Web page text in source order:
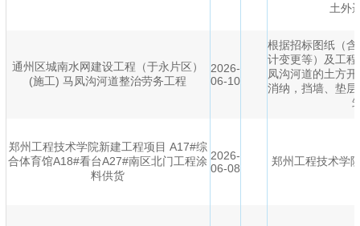
土外
通州区城南水网建设工程（于永片区）
(施工) 马凤沟河道整治劳务工程
2026-
06-10
根据招标图纸（
计变更等）及工
凤沟河道的土方
消纳，挡墙、垫
郑州工程技术学院新建工程项目 A17#综
合体育馆A18#看台A27#南区北门工程涂
料供货
2026-
06-08
郑州工程技术学